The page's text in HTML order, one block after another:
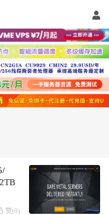
赞(0)